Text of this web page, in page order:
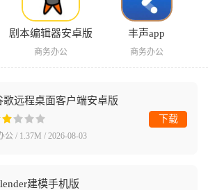
剧本编辑器安卓版
商务办公
丰声app
商务办公
歌远程桌面客户端安卓版
公 / 1.37M / 2026-08-03
下载
建模手机版